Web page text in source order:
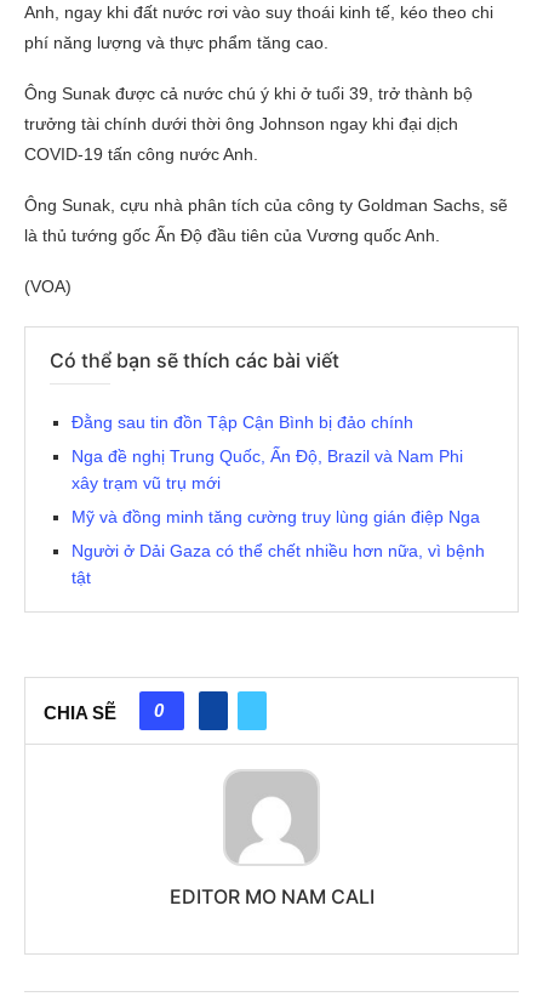
Anh, ngay khi đất nước rơi vào suy thoái kinh tế, kéo theo chi
phí năng lượng và thực phẩm tăng cao.
Ông Sunak được cả nước chú ý khi ở tuổi 39, trở thành bộ
trưởng tài chính dưới thời ông Johnson ngay khi đại dịch
COVID-19 tấn công nước Anh.
Ông Sunak, cựu nhà phân tích của công ty Goldman Sachs, sẽ
là thủ tướng gốc Ấn Độ đầu tiên của Vương quốc Anh.
(VOA)
Có thể bạn sẽ thích các bài viết
Đằng sau tin đồn Tập Cận Bình bị đảo chính
Nga đề nghị Trung Quốc, Ấn Độ, Brazil và Nam Phi
xây trạm vũ trụ mới
Mỹ và đồng minh tăng cường truy lùng gián điệp Nga
Người ở Dải Gaza có thể chết nhiều hơn nữa, vì bệnh
tật
CHIA SẼ 0
EDITOR MO NAM CALI